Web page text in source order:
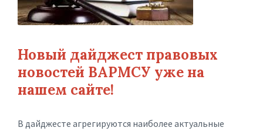
Новый дайджест правовых
новостей ВАРМСУ уже на
нашем сайте!
В дайджесте агрегируются наиболее актуальные